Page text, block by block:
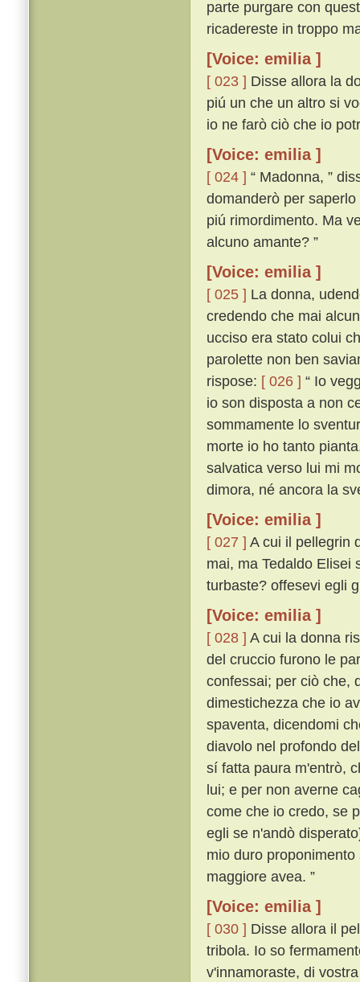
parte purgare con
ricadereste in troppo
[Voice: emilia ]
[ 023 ] Disse allora la
piú un che un altro si
io ne farò ciò che io
[Voice: emilia ]
[ 024 ] “ Madonna, ”
domanderò per
piú rimordimento. Ma
alcuno amante? ”
[Voice: emilia ]
[ 025 ] La donna,
credendo che mai
ucciso era stato colui
parolette non ben
rispose: [ 026 ] “ Io
io son disposta a non
sommamente lo
morte io ho tanto
salvatica verso lui mi
dimora, né ancora la
[Voice: emilia ]
[ 027 ] A cui il pellegrin
mai, ma Tedaldo Elisei
turbaste? offesevi egli
[Voice: emilia ]
[ 028 ] A cui la donna
del cruccio furono le
confessai; per ciò che,
dimestichezza che io
spaventa, dicendomi
diavolo nel profondo
sí fatta paura m'entrò,
lui; e per non averne
come che io credo, se
egli se n'andò
mio duro
maggiore avea. ”
[Voice: emilia ]
[ 030 ] Disse allora il
tribola. Io so
v'innamoraste, di